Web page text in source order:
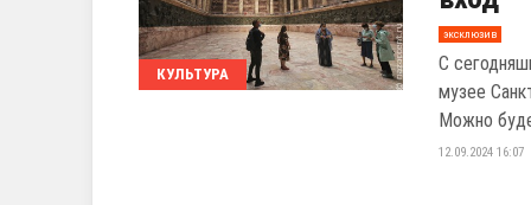
КУЛЬТУРА
эксклюзив
С
музее
Можно
12.09.2024 16:07